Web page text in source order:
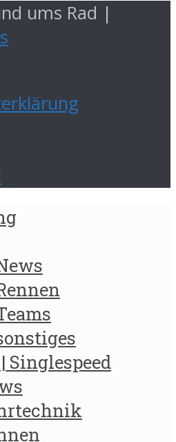
ums Rad |
Singlespeed